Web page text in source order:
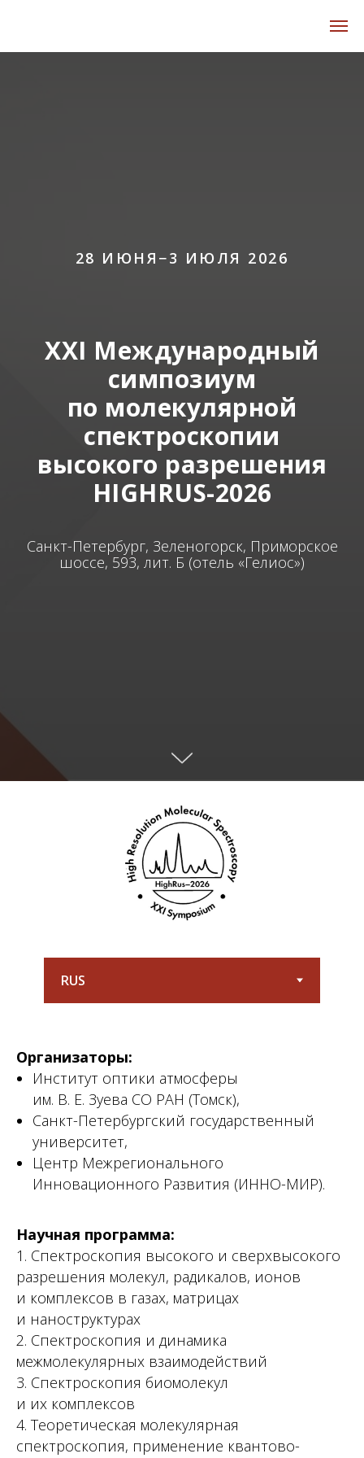
28 ИЮНЯ−3 ИЮЛЯ 2026
XXI Международный
симпозиум
по молекулярной
спектроскопии
высокого разрешения
HIGHRUS-2026
Санкт-Петербург, Зеленогорск, Приморское
шоссе, 593, лит. Б (отель «Гелиос»)
Организаторы:
Институт оптики атмосферы
им. В. Е. Зуева СО РАН (Томск),
Санкт-Петербургский государственный
университет,
Центр Межрегионального
Инновационного Развития (ИННО-МИР).
Научная программа:
1. Спектроскопия высокого и сверхвысокого
разрешения молекул, радикалов, ионов
и комплексов в газах, матрицах
и наноструктурах
2. Спектроскопия и динамика
межмолекулярных взаимодействий
3. Спектроскопия биомолекул
и их комплексов
4. Теоретическая молекулярная
спектроскопия, применение квантово-